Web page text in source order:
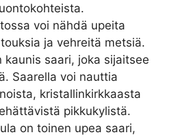
voi nähdä upeita
ja vehreitä metsiä.
kaunis saari, joka sijaitsee
Saarella voi nauttia
kristallinkirkkaasta
pikkukylistä.
on toinen upea saari,